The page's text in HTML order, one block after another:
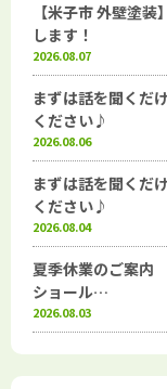
【米子市 外壁塗
します！
2026.08.07
まずは話を聞くだ
ください♪
2026.08.06
まずは話を聞くだ
ください♪
2026.08.04
夏季休業のご案内
ショール…
2026.08.03